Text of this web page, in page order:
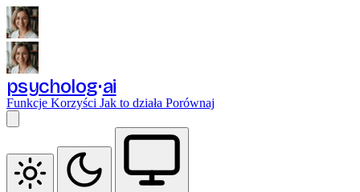
psycholog ai
Funkcje Korzyści Jak to działa Porównaj